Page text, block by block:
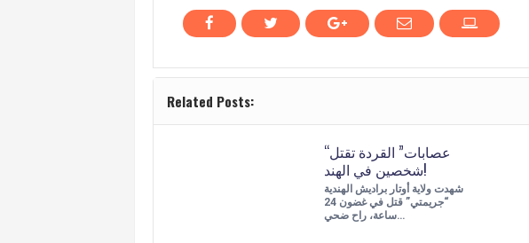
Related Posts:
“عصابات” القردة تقتل
شخصين في الهند!
شهدت ولاية أوتار براديش الهندية
“جريمتي” قتل في غضون 24
ساعة، راح ضحي…